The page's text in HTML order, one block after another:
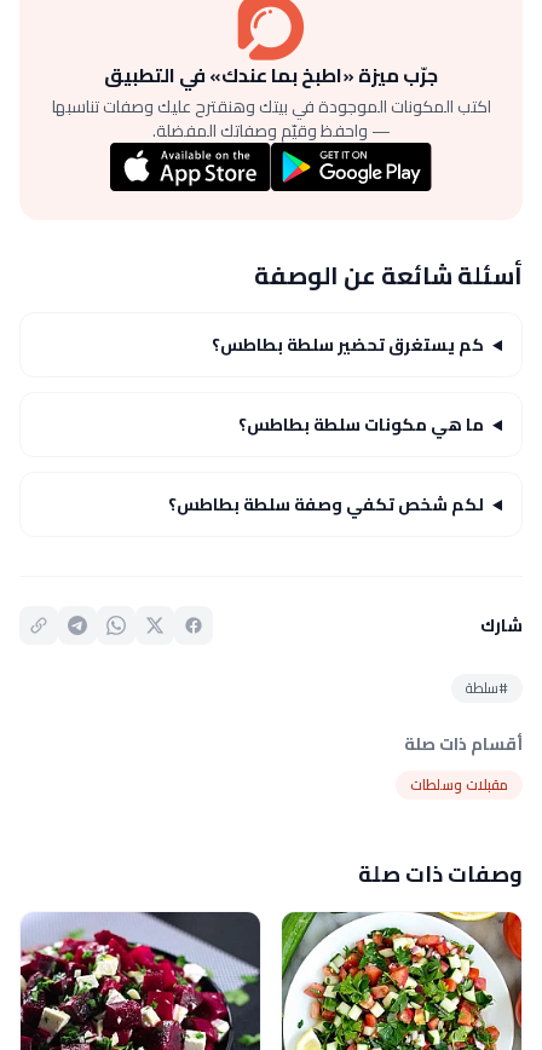
جرّب ميزة «اطبخ بما عندك» في التطبيق
اكتب المكونات الموجودة في بيتك وهنقترح عليك وصفات تناسبها
— واحفظ وقيّم وصفاتك المفضلة.
أسئلة شائعة عن الوصفة
كم يستغرق تحضير سلطة بطاطس؟
ما هي مكونات سلطة بطاطس؟
لكم شخص تكفي وصفة سلطة بطاطس؟
شارك
#سلطة
أقسام ذات صلة
مقبلات وسلطات
وصفات ذات صلة